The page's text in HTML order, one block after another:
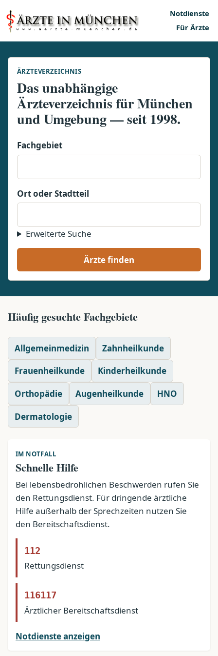
Notdienste
Für Ärzte
ÄRZTEVERZEICHNIS
Das unabhängige
Ärzteverzeichnis für München
und Umgebung — seit 1998.
Fachgebiet
Ort oder Stadtteil
Erweiterte Suche
Ärzte finden
Häufig gesuchte Fachgebiete
Allgemeinmedizin Zahnheilkunde
Frauenheilkunde Kinderheilkunde
Orthopädie Augenheilkunde HNO
Dermatologie
IM NOTFALL
Schnelle Hilfe
Bei lebensbedrohlichen Beschwerden rufen Sie
den Rettungsdienst. Für dringende ärztliche
Hilfe außerhalb der Sprechzeiten nutzen Sie
den Bereitschaftsdienst.
112
Rettungsdienst
116117
Ärztlicher Bereitschaftsdienst
Notdienste anzeigen